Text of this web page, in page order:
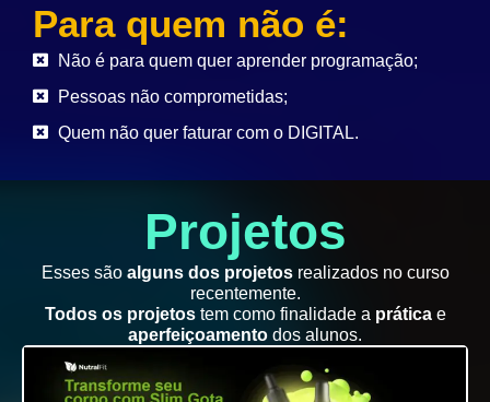
Para quem não é:
Não é para quem quer aprender programação;
Pessoas não comprometidas;
Quem não quer faturar com o DIGITAL.
Projetos
Esses sãoalguns dos projetosrealizados no curso
recentemente.
Todos os projetos tem como finalidade a prática e
aperfeiçoamento dos alunos.